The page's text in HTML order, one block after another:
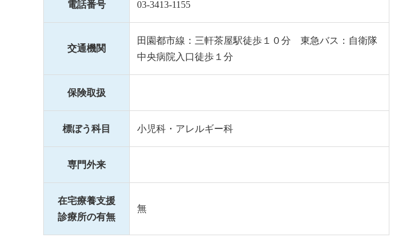
電話番号 03-3413-1155
交通機関
田園都市線：三軒茶屋駅徒歩１０分 東急バス：自衛隊
中央病院入口徒歩１分
保険取扱
標ぼう科目 小児科・アレルギー科
専門外来
在宅療養支援
診療所の有無
無